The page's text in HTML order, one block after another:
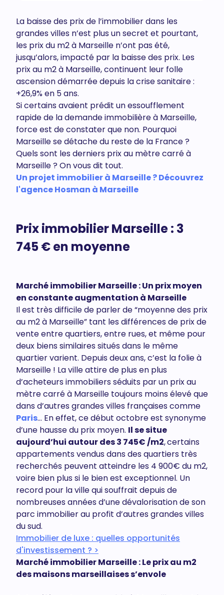
La baisse des prix de l’immobilier dans les
grandes villes n’est plus un secret et pourtant,
les prix du m2 à Marseille n’ont pas été,
jusqu’alors, impacté par la baisse des prix. Les
prix au m2 à Marseille, continuent leur folle
ascension démarrée depuis la crise sanitaire :
+26,9% en 5 ans.
Si certains avaient prédit un essoufflement
rapide de la demande immobilière à Marseille,
force est de constater que non. Pourquoi
Marseille se détache du reste de la France ?
Quels sont les derniers prix au mètre carré à
Marseille ? On vous dit tout.
Un projet immobilier à Marseille ? Découvrez
l'agence Hosman à Marseille
Prix immobilier Marseille : 3
745 € en moyenne
Marché immobilier Marseille : Un prix moyen
en constante augmentation à Marseille
Il est très difficile de parler de “moyenne des prix
au m2 à Marseille” tant les différences de prix de
vente entre quartiers, entre rues, et même pour
deux biens similaires situés dans le même
quartier varient. Depuis deux ans, c’est la folie à
Marseille ! La ville attire de plus en plus
d’acheteurs immobiliers séduits par un prix au
mètre carré à Marseille toujours moins élevé que
dans d’autres grandes villes françaises comme
Paris… En effet, ce début octobre est synonyme
d’une hausse du prix moyen. Il se situe
aujourd’hui autour des 3 745€ /m2,certains
appartements vendus dans des quartiers très
recherchés peuvent atteindre les 4 900€ du m2,
voire bien plus si le bien est exceptionnel. Un
record pour la ville qui souffrait depuis de
nombreuses années d’une dévalorisation de son
parc immobilier au profit d’autres grandes villes
du sud.
Immobilier de luxe : quelles opportunités
d'investissement ? >
Marché immobilier Marseille : Le prix au m2
des maisons marseillaises s’envole